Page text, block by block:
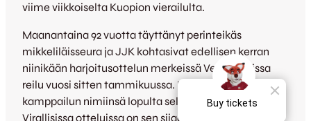
viime viikkoiselta Kuopion vierailulta.
Maanantaina 92 vuotta täyttänyt perinteikäs
mikkeliläisseura ja JJK kohtasivat edellisen kerran
niinikään harjoitusottelun merkeissä Vehkahallissa
reilu vuosi sitten tammikuussa. MP vei tuolloin
kamppailun nimiinsä lopulta selvin 4-1-lukemin.
Virallisissa otteluissa on sen sijaan mitelty